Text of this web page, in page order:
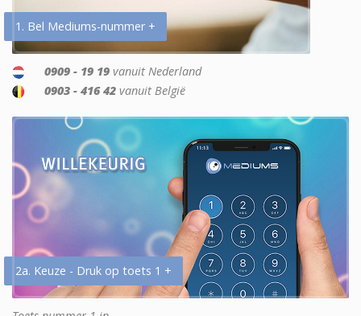
1. Bel Mediums-nummer +
0909 - 19 19 vanuit Nederland
0903 - 416 42 vanuit België
2a. Keuze - Druk op toets 1 +